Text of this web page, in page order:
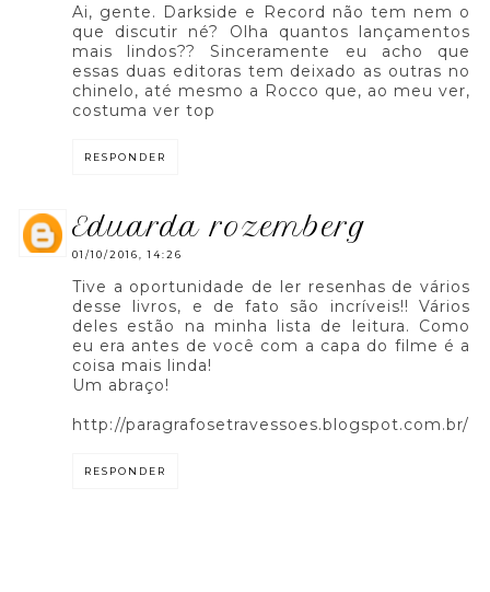
Ai, gente. Darkside e Record não tem nem o
que discutir né? Olha quantos lançamentos
mais lindos?? Sinceramente eu acho que
essas duas editoras tem deixado as outras no
chinelo, até mesmo a Rocco que, ao meu ver,
costuma ver top
RESPONDER
eduarda rozemberg
01/10/2016, 14:26
Tive a oportunidade de ler resenhas de vários
desse livros, e de fato são incríveis!! Vários
deles estão na minha lista de leitura. Como
eu era antes de você com a capa do filme é a
coisa mais linda!
Um abraço!
http://paragrafosetravessoes.blogspot.com.br/
RESPONDER